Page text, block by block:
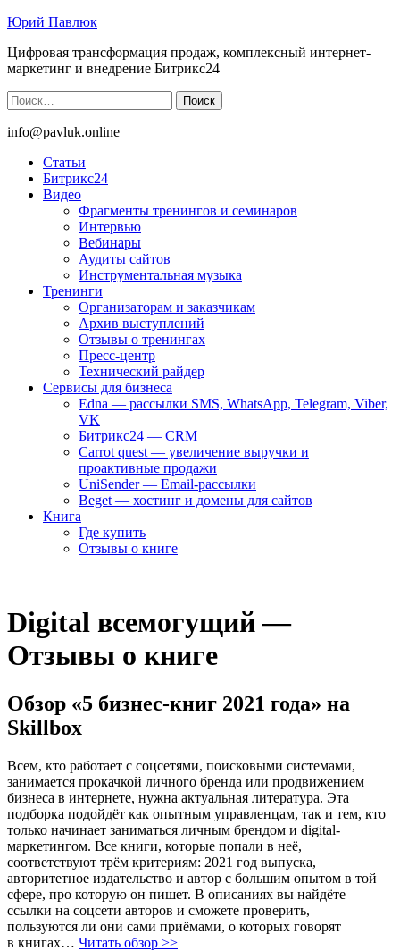
Юрий Павлюк
Цифровая трансформация продаж, комплексный интернет-
маркетинг и внедрение Битрикс24
Найти:
info@pavluk.online
Статьи
Битрикс24
Видео
Фрагменты тренингов и семинаров
Интервью
Вебинары
Аудиты сайтов
Инструментальная музыка
Тренинги
Организаторам и заказчикам
Архив выступлений
Отзывы о тренингах
Пресс-центр
Технический райдер
Сервисы для бизнеса
Edna — рассылки SMS, WhatsApp, Telegram, Viber,
VK
Битрикс24 — CRM
Carrot quest — увеличение выручки и
проактивные продажи
UniSender — Email-рассылки
Beget — хостинг и домены для сайтов
Книга
Где купить
Отзывы о книге
Digital всемогущий —
Отзывы о книге
Обзор «5 бизнес-книг 2021 года» на
Skillbox
Всем, кто работает с соцсетями, поисковыми системами,
занимается прокачкой личного бренда или продвижением
бизнеса в интернете, нужна актуальная литература. Эта
подборка подойдёт как опытным управленцам, так и тем, кто
только начинает заниматься личным брендом и digital-
маркетингом. Все книги, которые попали в неё,
соответствуют трём критериям: 2021 год выпуска,
авторитетное издательство и автор с большим опытом в той
сфере, про которую он пишет. В описаниях вы найдёте
ссылки на соцсети авторов и сможете проверить,
пользуются ли они сами приёмами, о которых говорят
в книгах… Читать обзор >>